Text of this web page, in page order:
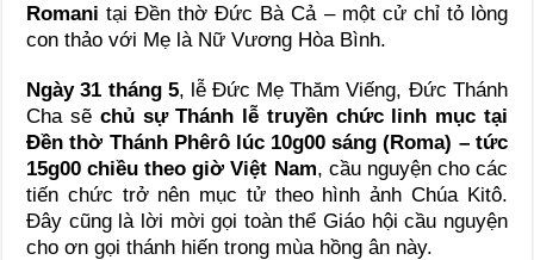
Romani tại Đền thờ Đức Bà Cả – một cử chỉ tỏ lòng
con thảo với Mẹ là Nữ Vương Hòa Bình.
Ngày 31 tháng 5, lễ Đức Mẹ Thăm Viếng, Đức Thánh
Cha sẽ chủ sự Thánh lễ truyền chức linh mục tại
Đền thờ Thánh Phêrô lúc 10g00 sáng (Roma) – tức
15g00 chiều theo giờ Việt Nam, cầu nguyện cho các
tiến chức trở nên mục tử theo hình ảnh Chúa Kitô.
Đây cũng là lời mời gọi toàn thể Giáo hội cầu nguyện
cho ơn gọi thánh hiến trong mùa hồng ân này.